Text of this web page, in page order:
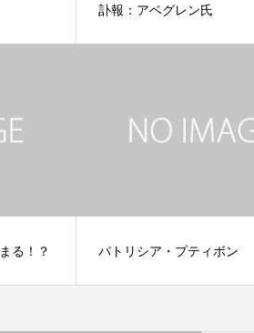
訃報：アベグレン氏
る！？ パトリシア・プティボン